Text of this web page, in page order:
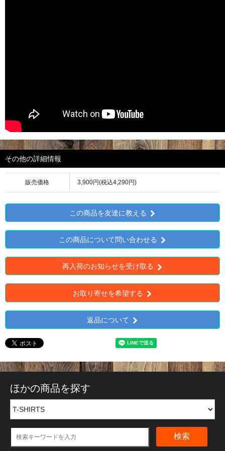
その他の詳細情報
販売価格 3,900円(税込4,290円)
この商品を友達に教える
この商品について問い合わせる
再入荷のお知らせを受け取る
お取り寄せを希望する
返品について
ほかの商品を探す
検索